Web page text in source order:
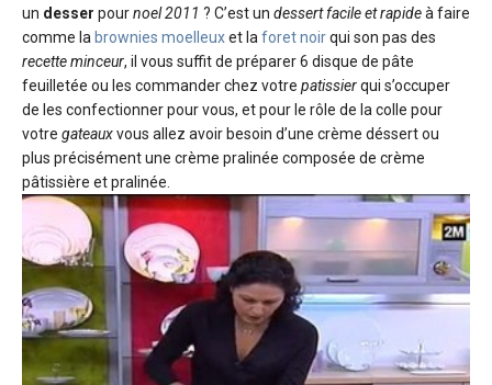
un desser pournoel 2011 ? C’est un dessert facile et rapideà faire
comme la brownies moelleuxet laforet noirqui son pas des
recette minceur, il vous suffit de préparer 6 disque de pâte
feuilletée ou les commander chez votre patissierqui s’occuper
de les confectionner pour vous, et pour le rôle de la colle pour
votre gateauxvous allez avoir besoin d’une crème déssert ou
plus précisément une crème pralinée composée de crème
pâtissière et pralinée.